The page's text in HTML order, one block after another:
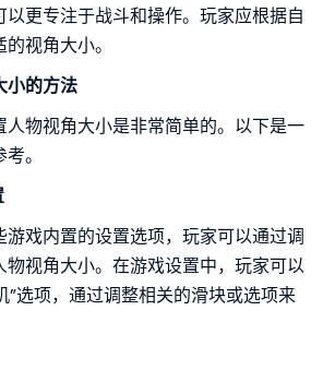
更专注于战斗和操作。玩家应根据自
视角大小。
小的方法
物视角大小是非常简单的。以下是一
。
戏内置的设置选项，玩家可以通过调
视角大小。在游戏设置中，玩家可以
”选项，通过调整相关的滑块或选项来